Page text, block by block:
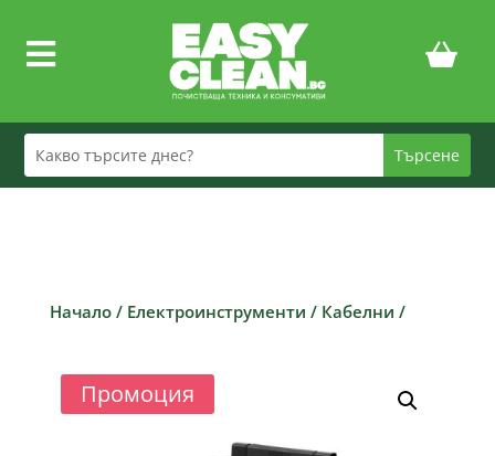

Начало/ Електроинструменти / Кабелни /
Промоция